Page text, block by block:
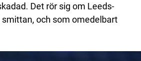
Det rör sig om Leeds-
och som omedelbart